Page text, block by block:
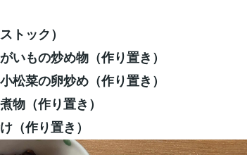
トック）
いもの炒め物（作り置き）
松菜の卵炒め（作り置き）
物（作り置き）
（作り置き）